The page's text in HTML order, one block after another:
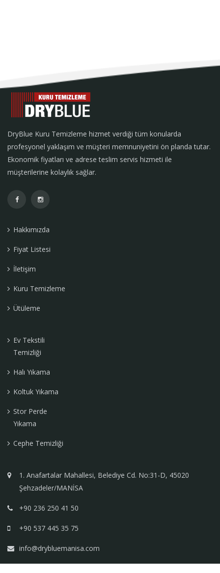
DryBlue Kuru Temizleme hizmet verdiği tüm konularda
profesyonel yaklaşım ve müşteri memnuniyetini ön planda tutar.
Ekonomik fiyatları ve adrese teslim servis hizmeti ile
müşterilerine kolaylık sağlar.
Hakkımızda
Fiyat Listesi
İletişim
Kuru Temizleme
Ütüleme
Ev Tekstili
Temizliği
Halı Yıkama
Koltuk Yıkama
Stor Perde
Yıkama
Cephe Temizliği
1. Anafartalar Mahallesi, Belediye Cd. No:31-D, 45020
Şehzadeler/MANİSA
+90 236 250 41 50
+90 537 445 35 75
info@drybluemanisa.com